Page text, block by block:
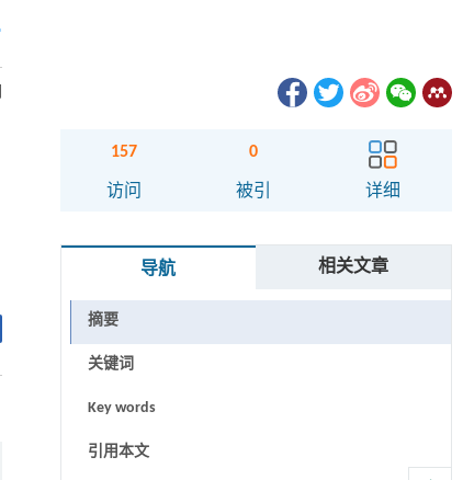
157
访问
0
被引 详细
导航 相关文章
摘要
关键词
Key words
引用本文